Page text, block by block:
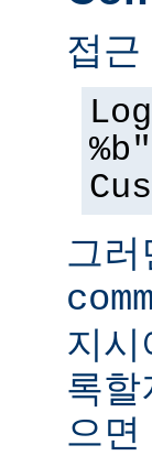
접근
그
지시
록할
으면